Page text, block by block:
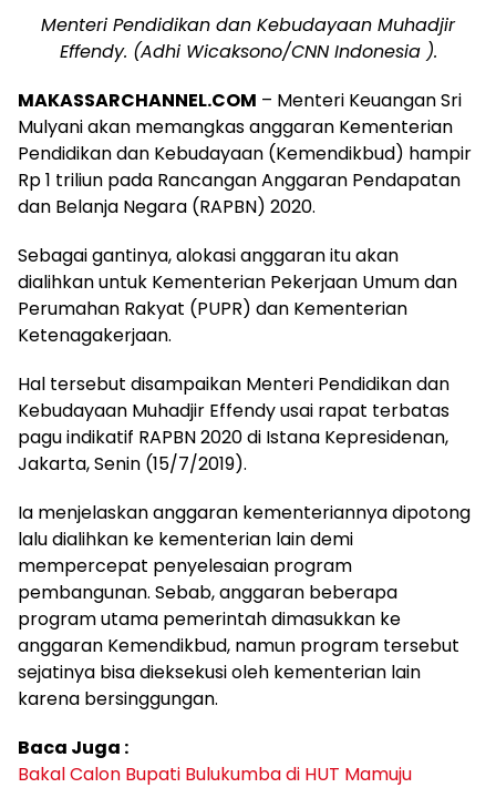
Menteri Pendidikan dan Kebudayaan Muhadjir
Effendy. (Adhi Wicaksono/CNN Indonesia ).
MAKASSARCHANNEL.COM – Menteri Keuangan Sri
Mulyani akan memangkas anggaran Kementerian
Pendidikan dan Kebudayaan (Kemendikbud) hampir
Rp 1 triliun pada Rancangan Anggaran Pendapatan
dan Belanja Negara (RAPBN) 2020.
Sebagai gantinya, alokasi anggaran itu akan
dialihkan untuk Kementerian Pekerjaan Umum dan
Perumahan Rakyat (PUPR) dan Kementerian
Ketenagakerjaan.
Hal tersebut disampaikan Menteri Pendidikan dan
Kebudayaan Muhadjir Effendy usai rapat terbatas
pagu indikatif RAPBN 2020 di Istana Kepresidenan,
Jakarta, Senin (15/7/2019).
Ia menjelaskan anggaran kementeriannya dipotong
lalu dialihkan ke kementerian lain demi
mempercepat penyelesaian program
pembangunan. Sebab, anggaran beberapa
program utama pemerintah dimasukkan ke
anggaran Kemendikbud, namun program tersebut
sejatinya bisa dieksekusi oleh kementerian lain
karena bersinggungan.
Baca Juga :
Bakal Calon Bupati Bulukumba di HUT Mamuju